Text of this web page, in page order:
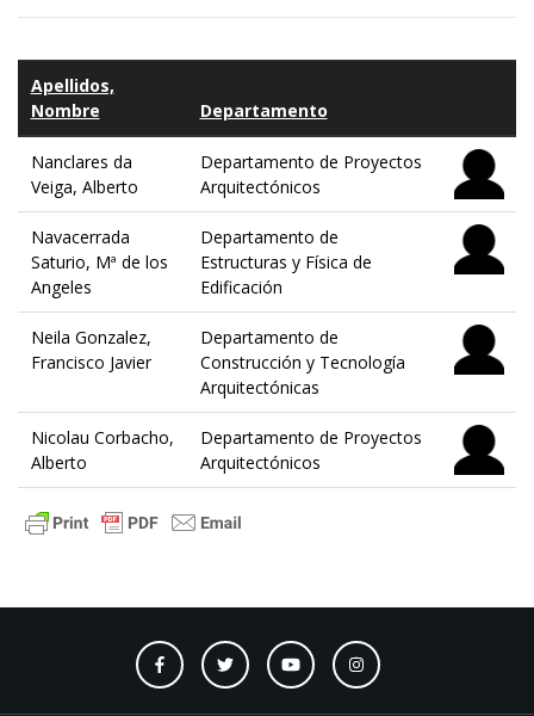
Apellidos,
Nombre
Departamento
Nanclares da
Veiga, Alberto
Departamento de Proyectos
Arquitectónicos
Navacerrada
Saturio, Mª de los
Angeles
Departamento de
Estructuras y Física de
Edificación
Neila Gonzalez,
Francisco Javier
Departamento de
Construcción y Tecnología
Arquitectónicas
Nicolau Corbacho,
Alberto
Departamento de Proyectos
Arquitectónicos